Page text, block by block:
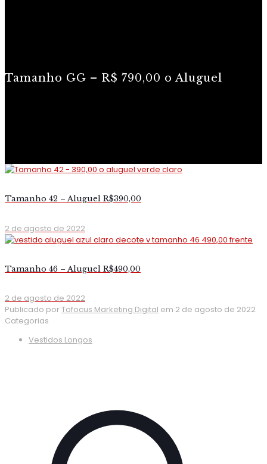
Tamanho GG – R$ 790,00 o Aluguel
Tamanho 42 – Aluguel R$390,00
2 de agosto de 2022
Tamanho 46 – Aluguel R$490,00
2 de agosto de 2022
Publicado porTofocus Marketing Digital em 2 de agosto de 2022
Categorias
Vestidos Longos